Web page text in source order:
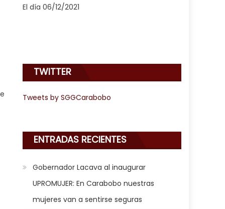
El día 06/12/2021
TWITTER
Tweets by SGGCarabobo
ENTRADAS RECIENTES
Gobernador Lacava al inaugurar
UPROMUJER: En Carabobo nuestras
mujeres van a sentirse seguras